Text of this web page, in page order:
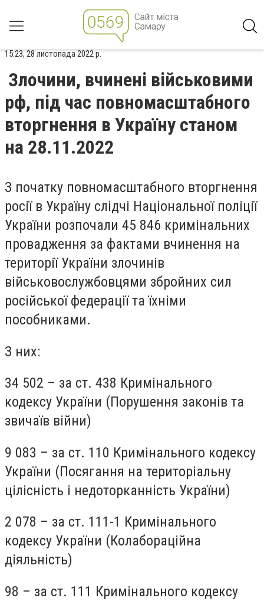
15:23, 28 листопада 2022 р.
Злочини, вчинені військовими
рф, під час повномасштабного
вторгнення в Україну станом
на 28.11.2022
З початку повномасштабного вторгнення
росії в Україну слідчі Національної поліції
України розпочали 45 846 кримінальних
провадження за фактами вчинення на
території України злочинів
військовослужбовцями збройних сил
російської федерації та їхніми
пособниками.
З них:
34 502 – за ст. 438 Кримінального
кодексу України (Порушення законів та
звичаїв війни)
9 083 – за ст. 110 Кримінального кодексу
України (Посягання на територіальну
цілісність і недоторканність України)
2 078 – за ст. 111-1 Кримінального
кодексу України (Колабораційна
діяльність)
98 – за ст. 111 Кримінального кодексу